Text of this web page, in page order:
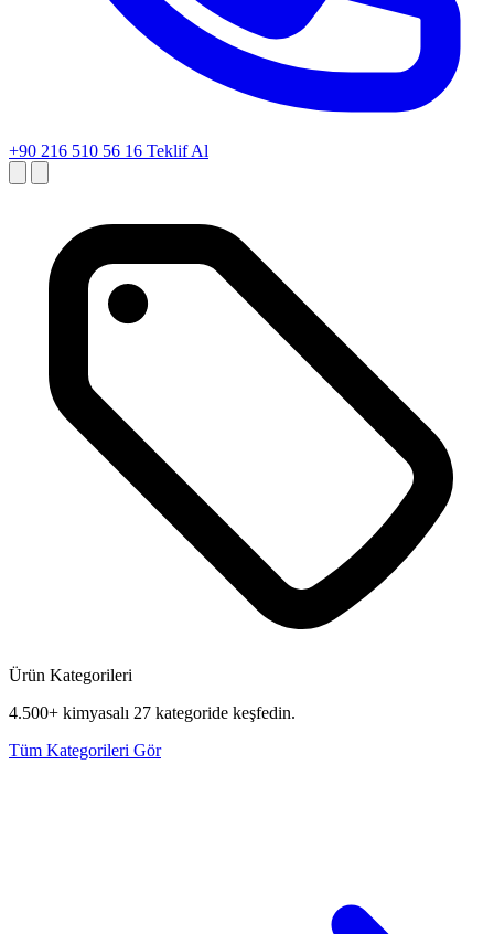
+90 216 510 56 16 Teklif Al
Ürün Kategorileri
4.500+ kimyasalı 27 kategoride keşfedin.
Tüm Kategorileri Gör